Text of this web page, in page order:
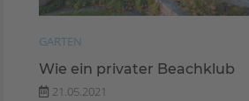
GARTEN
Wie ein privater Beachklub
21.05.2021